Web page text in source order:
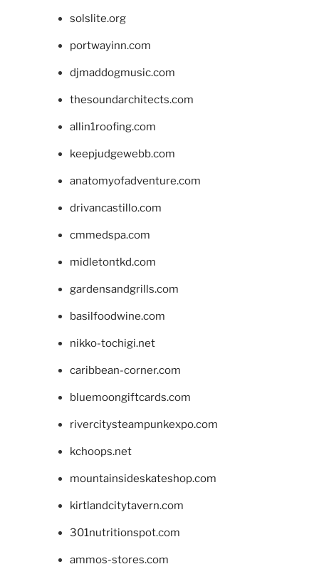
solslite.org
portwayinn.com
djmaddogmusic.com
thesoundarchitects.com
allin1roofing.com
keepjudgewebb.com
anatomyofadventure.com
drivancastillo.com
cmmedspa.com
midletontkd.com
gardensandgrills.com
basilfoodwine.com
nikko-tochigi.net
caribbean-corner.com
bluemoongiftcards.com
rivercitysteampunkexpo.com
kchoops.net
mountainsideskateshop.com
kirtlandcitytavern.com
301nutritionspot.com
ammos-stores.com